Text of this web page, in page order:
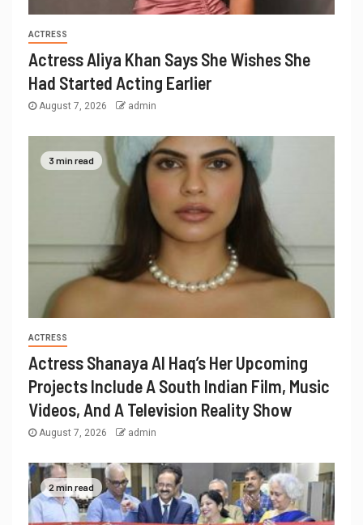
ACTRESS
Actress Aliya Khan Says She Wishes She
Had Started Acting Earlier
August 7, 2026 admin
3 min read
ACTRESS
Actress Shanaya Al Haq’s Her Upcoming
Projects Include A South Indian Film, Music
Videos, And A Television Reality Show
August 7, 2026 admin
2 min read